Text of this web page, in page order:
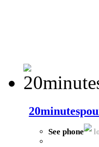
See phone